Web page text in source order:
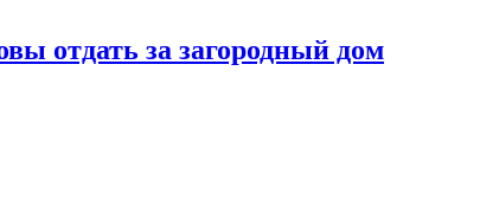
отдать за загородный дом